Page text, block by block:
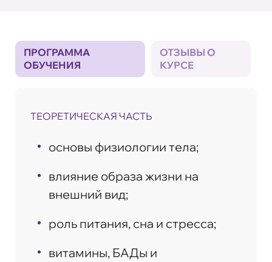
ПРОГРАММА
ОБУЧЕНИЯ
ОТЗЫВЫ О
КУРСЕ
ТЕОРЕТИЧЕСКАЯ ЧАСТЬ
основы физиологии тела;
влияние образа жизни на
внешний вид;
роль питания, сна и стресса;
витамины, БАДы и